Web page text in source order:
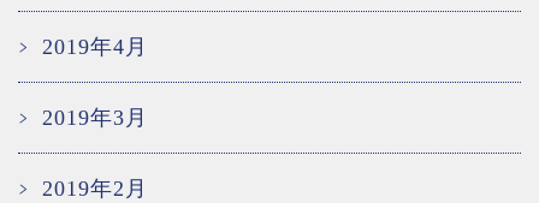
2019年4月
2019年3月
2019年2月